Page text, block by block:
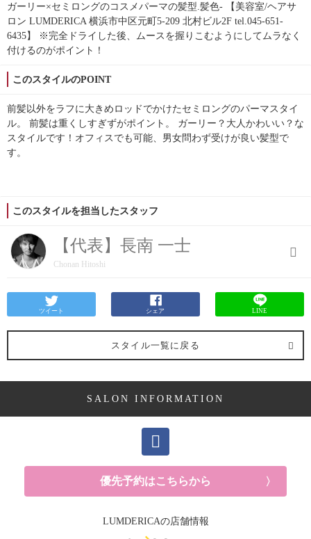
ガーリー×セミロングのコスメパーマの髪型.髪色- 【美容室/ヘアサ
ロン LUMDERICA 横浜市中区元町5-209 北村ビル2F tel.045-651-
6435】 ※完全ドライした後、ムースを握りこむようにしてムラなく
付けるのがポイント！
このスタイルのPOINT
前髪以外をラフに大きめロッドでかけたセミロングのパーマスタイ
ル。 前髪は重くしすぎずがポイント。 ガーリー？大人かわいい？な
スタイルです！オフィスでも可能、男女問わず受けが良い髪型で
す。
このスタイルを担当したスタッフ
【代表】長南 一士
Chonan Hitoshi
ツイート シェア LINE
スタイル一覧に戻る
SALON INFORMATION
優先予約はこちらから
LUMDERICAの店舗情報